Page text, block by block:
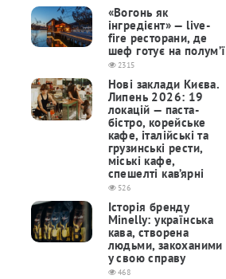
«Вогонь як
інгредієнт» — live-
fire ресторани, де
шеф готує на полум’ї
2315
Нові заклади Києва.
Липень 2026: 19
локацій — паста-
бістро, корейське
кафе, італійські та
грузинські рести,
міські кафе,
спешелті кав’ярні
526
Історія бренду
Minelly: українська
кава, створена
людьми, закоханими
у свою справу
468